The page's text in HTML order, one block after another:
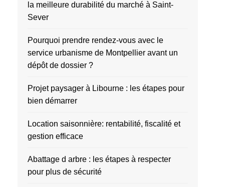
la meilleure durabilité du marché à Saint-
Sever
Pourquoi prendre rendez-vous avec le
service urbanisme de Montpellier avant un
dépôt de dossier ?
Projet paysager à Libourne : les étapes pour
bien démarrer
Location saisonnière: rentabilité, fiscalité et
gestion efficace
Abattage d arbre : les étapes à respecter
pour plus de sécurité